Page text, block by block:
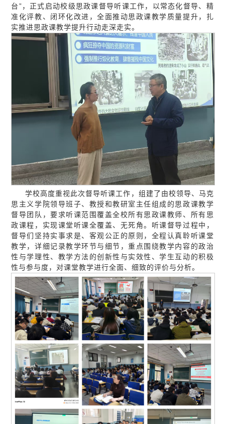
台”，正式启动校级思政课督导听课工作，以常态化督导、精
准化评教、闭环化改进，全面推动思政课教学质量提升，扎
实推进思政课教学提升行动走深走实。
学校高度重视此次督导听课工作，组建了由校领导、马克
思主义学院领导班子、教授和教研室主任组成的思政课教学
督导团队，要求听课范围覆盖全校所有思政课教师、所有思
政课程，实现课堂听课全覆盖、无死角。听课督导过程中，
督导们坚持实事求是、客观公正的原则，全程认真聆听课堂
教学，详细记录教学环节与细节，重点围绕教学内容的政治
性与学理性、教学方法的创新性与实效性、学生互动的积极
性与参与度，对课堂教学进行全面、细致的评价与分析。